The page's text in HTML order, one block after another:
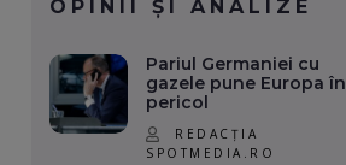
OPINII ȘI ANALIZE
Pariul Germaniei cu
gazele pune Europa în
pericol
REDACȚIA
SPOTMEDIA.RO